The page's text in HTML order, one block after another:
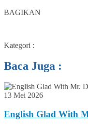
BAGIKAN
Kategori :
Baca Juga :
13 Mei 2026
English Glad With